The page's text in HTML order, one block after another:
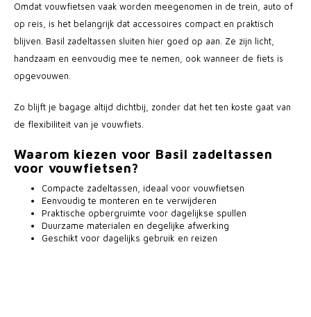
Omdat vouwfietsen vaak worden meegenomen in de trein, auto of
op reis, is het belangrijk dat accessoires compact en praktisch
blijven. Basil zadeltassen sluiten hier goed op aan. Ze zijn licht,
handzaam en eenvoudig mee te nemen, ook wanneer de fiets is
opgevouwen.
Zo blijft je bagage altijd dichtbij, zonder dat het ten koste gaat van
de flexibiliteit van je vouwfiets.
Waarom kiezen voor Basil zadeltassen
voor vouwfietsen?
Compacte zadeltassen, ideaal voor vouwfietsen
Eenvoudig te monteren en te verwijderen
Praktische opbergruimte voor dagelijkse spullen
Duurzame materialen en degelijke afwerking
Geschikt voor dagelijks gebruik en reizen